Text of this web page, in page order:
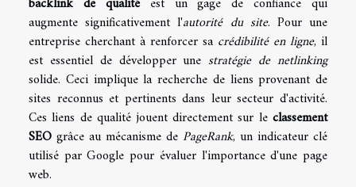
augmente significativement l'autorité du site. Pour une
entreprise cherchant à renforcer sa crédibilité en ligne, il
est essentiel de développer une stratégie de netlinking
solide. Ceci implique la recherche de liens provenant de
sites reconnus et pertinents dans leur secteur d'activité.
Ces liens de qualité jouent directement sur le classement
SEO grâce au mécanisme de PageRank, un indicateur clé
utilisé par Google pour évaluer l'importance d'une page
web.